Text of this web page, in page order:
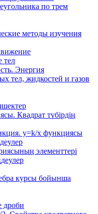
по трем
методы изучения
тел
Энергия
тел, жидкостей и газов
Квадрат түбірдің
у=k/x функциясы
элементтері
курсы бойынша
дроби